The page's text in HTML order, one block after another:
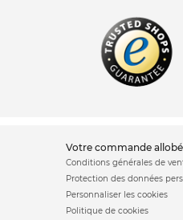
votre commande
Conditions générales de
Protection des données
Personnaliser les cookies
Politique de cookies